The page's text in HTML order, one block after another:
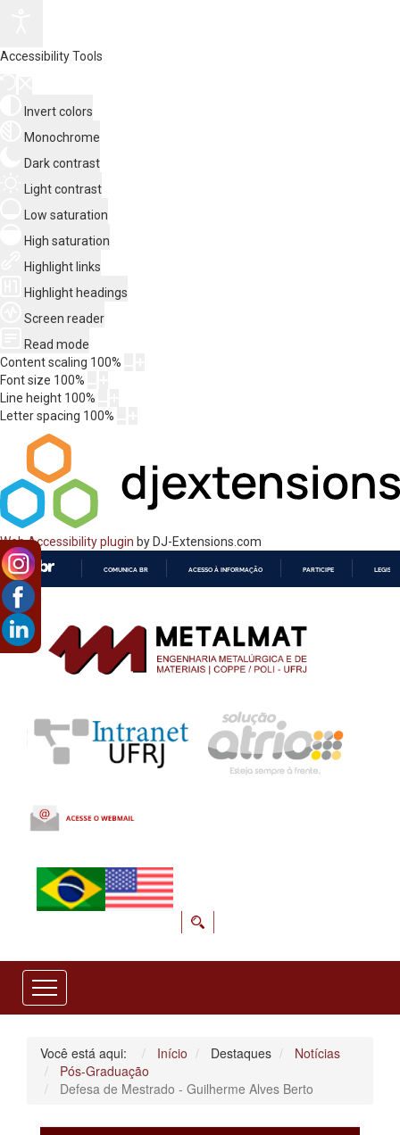
Accessibility Tools
Invert colors
Monochrome
Dark contrast
Light contrast
Low saturation
High saturation
Highlight links
Highlight headings
Screen reader
Read mode
Content scaling 100%
Font size 100%
Line height 100%
Letter spacing 100%
Web Accessibility plugin by DJ-Extensions.com
CONTEÚDO
COMUNICA BR ACESSO À INFORMAÇÃO PARTICIPE
Você está aqui: Início Destaques
Notícias
Pós-Graduação
Defesa de Mestrado - Guilherme Alves Berto